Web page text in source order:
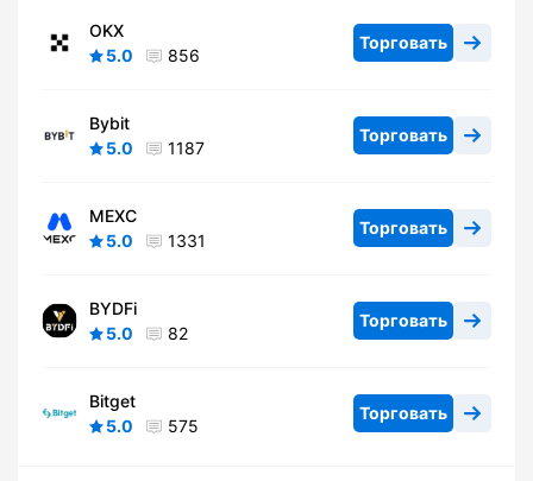
OKX
5.0
856
Торговать
Bybit
5.0
1187
Торговать
MEXC
5.0
1331
Торговать
BYDFi
5.0
82
Торговать
Bitget
5.0
575
Торговать